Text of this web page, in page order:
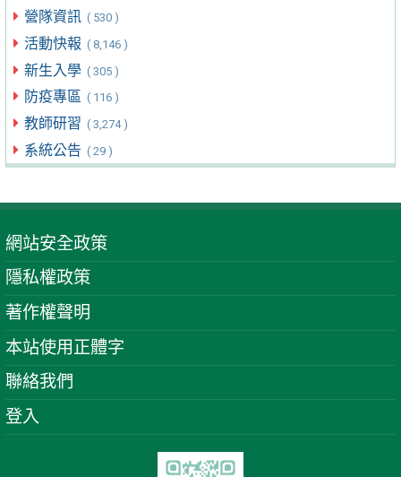
營隊資訊 ( 530 )
活動快報 ( 8,146 )
新生入學 ( 305 )
防疫專區 ( 116 )
教師研習 ( 3,274 )
系統公告 ( 29 )
網站安全政策
隱私權政策
著作權聲明
本站使用正體字
聯絡我們
登入